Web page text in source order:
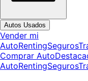
Autos Usados
Vender mi
AutoRentingSeguros
Comprar Auto
AutoRentingSeguros